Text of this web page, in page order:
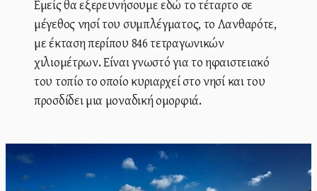
Εμείς θα εξερευνήσουμε εδώ το τέταρτο σε
μέγεθος νησί του συμπλέγματος, το Λανθαρότε,
με έκταση περίπου 846 τετραγωνικών
χιλιομέτρων. Είναι γνωστό για το ηφαιστειακό
του τοπίο το οποίο κυριαρχεί στο νησί και του
προσδίδει μια μοναδική ομορφιά.